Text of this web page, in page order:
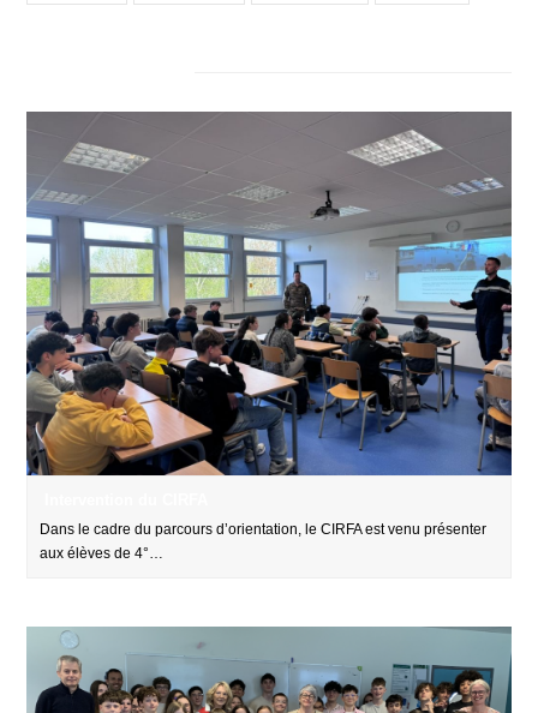
Dans le cadre du parcours d’orientation, le CIRFA est venu présenter
aux élèves de 4°…